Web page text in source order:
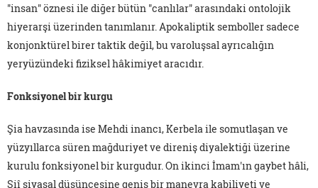
"insan" öznesi ile diğer bütün "canlılar" arasındaki ontolojik
hiyerarşi üzerinden tanımlanır. Apokaliptik semboller sadece
konjonktürel birer taktik değil, bu varoluşsal ayrıcalığın
yeryüzündeki fiziksel hâkimiyet aracıdır.
Fonksiyonel bir kurgu
Şia havzasında ise Mehdi inancı, Kerbela ile somutlaşan ve
yüzyıllarca süren mağduriyet ve direniş diyalektiği üzerine
kurulu fonksiyonel bir kurgudur. On ikinci İmam'ın gaybet hâli,
Şiî siyasal düşüncesine geniş bir manevra kabiliyeti ve